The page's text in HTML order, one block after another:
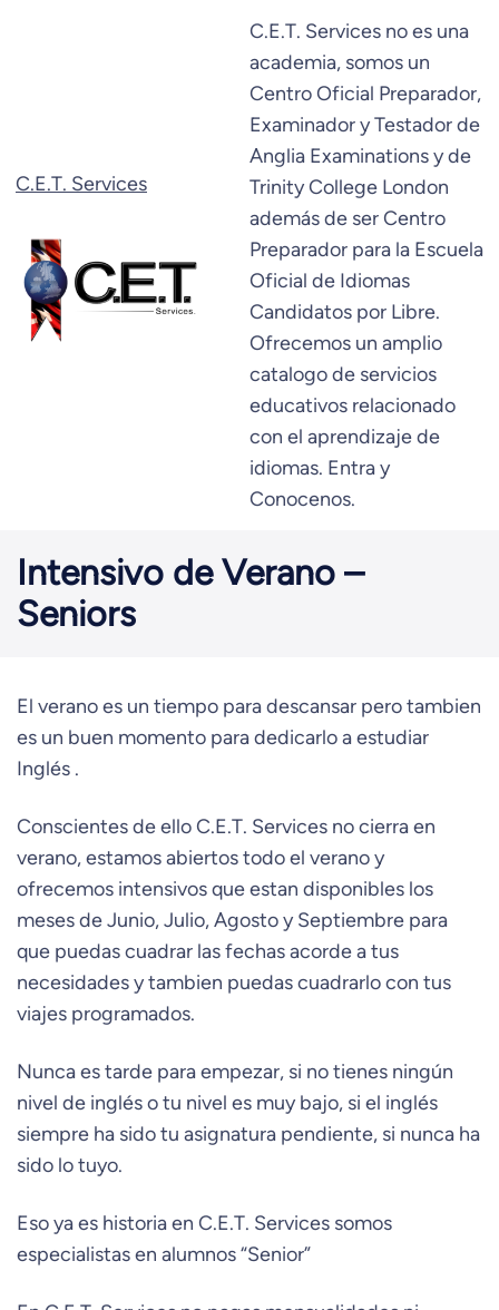
C.E.T. Services
C.E.T. Services no es una
academia, somos un
Centro Oficial Preparador,
Examinador y Testador de
Anglia Examinations y de
Trinity College London
además de ser Centro
Preparador para la Escuela
Oficial de Idiomas
Candidatos por Libre.
Ofrecemos un amplio
catalogo de servicios
educativos relacionado
con el aprendizaje de
idiomas. Entra y
Conocenos.
Intensivo de Verano –
Seniors
El verano es un tiempo para descansar pero tambien
es un buen momento para dedicarlo a estudiar
Inglés .
Conscientes de ello C.E.T. Services no cierra en
verano, estamos abiertos todo el verano y
ofrecemos intensivos que estan disponibles los
meses de Junio, Julio, Agosto y Septiembre para
que puedas cuadrar las fechas acorde a tus
necesidades y tambien puedas cuadrarlo con tus
viajes programados.
Nunca es tarde para empezar, si no tienes ningún
nivel de inglés o tu nivel es muy bajo, si el inglés
siempre ha sido tu asignatura pendiente, si nunca ha
sido lo tuyo.
Eso ya es historia en C.E.T. Services somos
especialistas en alumnos “Senior”